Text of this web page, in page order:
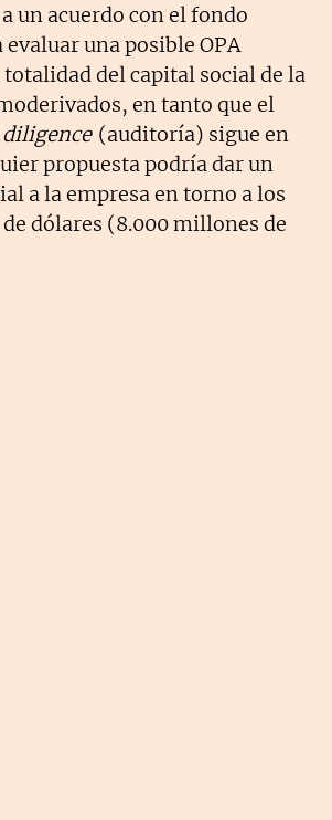
un acuerdo con el fondo
una posible OPA
del capital social de la
en tanto que el
diligence (auditoría) sigue en
propuesta podría dar un
a la empresa en torno a los
dólares (8.000 millones de